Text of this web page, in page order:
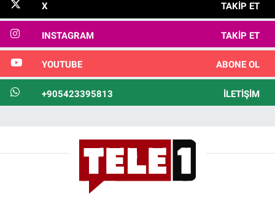
X TAKIP ET
INSTAGRAM TAKIP ET
YOUTUBE ABONE OL
+905423395813 İLETIŞIM